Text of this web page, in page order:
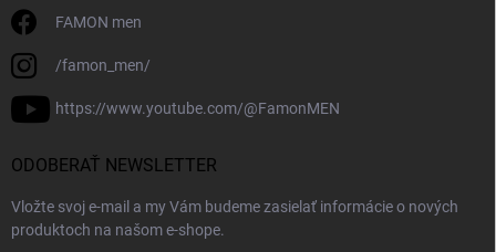
FAMON men
/famon_men/
https://www.youtube.com/@FamonMEN
ODOBERAŤ NEWSLETTER
Vložte svoj e-mail a my Vám budeme zasielať informácie o nových
produktoch na našom e-shope.